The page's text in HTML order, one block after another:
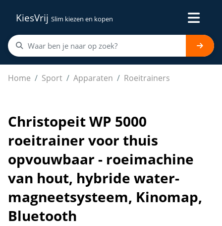
KiesVrij Slim kiezen en kopen
Home Sport Apparaten Roeitrainers
Christopeit WP 5000 roeitrainer voor thuis
Christopeit WP 5000
roeitrainer voor thuis
opvouwbaar - roeimachine
van hout, hybride water-
magneetsysteem, Kinomap,
Bluetooth